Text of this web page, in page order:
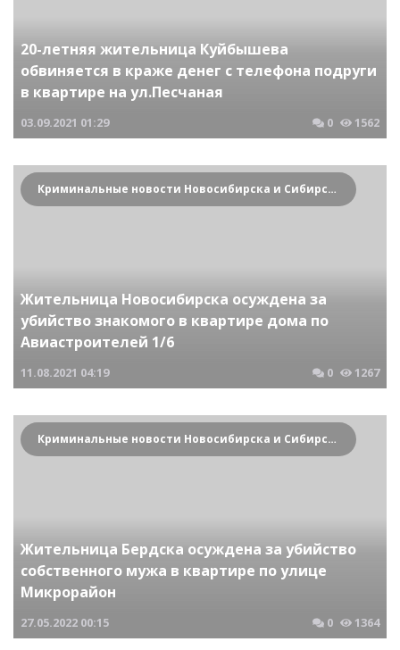
20-летняя жительница Куйбышева
обвиняется в краже денег с телефона подруги
в квартире на ул.Песчаная
03.09.2021 01:29 0 1562
Криминальные новости Новосибирска и Сибирского региона
Жительница Новосибирска осуждена за
убийство знакомого в квартире дома по
Авиастроителей 1/6
11.08.2021 04:19 0 1267
Криминальные новости Новосибирска и Сибирского региона
Жительница Бердска осуждена за убийство
собственного мужа в квартире по улице
Микрорайон
27.05.2022 00:15 0 1364